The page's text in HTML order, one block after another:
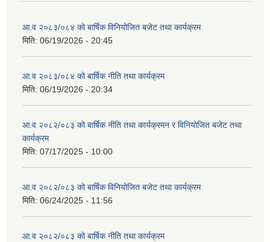
आ.व २०८३/०८४ को बार्षिक विनियोजित बजेट तथा कार्यक्रम
मिति: 06/19/2026 - 20:45
आ.व २०८३/०८४ को बार्षिक नीति तथा कार्यक्रम
मिति: 06/19/2026 - 20:34
आ.व २०८२/०८३ को बार्षिक नीति तथा कार्यक्रमन र विनियोजित बजेट तथा
कार्यक्रम
मिति: 07/17/2025 - 10:00
आ.व २०८२/०८३ को बार्षिक विनियोजित बजेट तथा कार्यक्रम
मिति: 06/24/2025 - 11:56
आ.व २०८२/०८३ को बार्षिक नीति तथा कार्यक्रम